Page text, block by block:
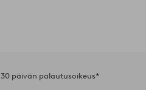
30 päivän palautusoikeus*